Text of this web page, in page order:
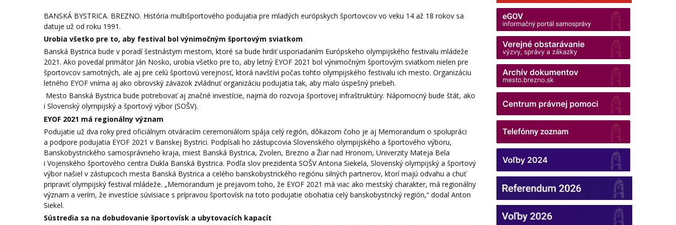
BANSKÁ BYSTRICA. BREZNO. História multišportového podujatia pre mladých európskych športovcov vo veku 14 až 18 rokov sa
datuje už od roku 1991.
Urobia všetko pre to, aby festival bol výnimočným športovým sviatkom
Banská Bystrica bude v poradí šestnástym mestom, ktoré sa bude hrdiť usporiadaním Európskeho olympijského festivalu mládeže
2021. Ako povedal primátor Ján Nosko, urobia všetko pre to, aby letný EYOF 2021 bol výnimočným športovým sviatkom nielen pre
športovcov samotných, ale aj pre celú športovú verejnosť, ktorá navštívi počas tohto olympijského festivalu ich mesto. Organizáciu
letného EYOF vníma aj ako obrovský záväzok zvládnuť organizáciu podujatia tak, aby malo úspešný priebeh.
Mesto Banská Bystrica bude potrebovať aj značné investície, najmä do rozvoja športovej infraštruktúry. Nápomocný bude štát, ako
i Slovenský olympijský a športový výbor (SOŠV).
EYOF 2021 má regionálny význam
Podujatie už dva roky pred oficiálnym otváracím ceremoniálom spája celý región, dôkazom čoho je aj Memorandum o spolupráci
a podpore podujatia EYOF 2021 v Banskej Bystrici. Podpísali ho zástupcovia Slovenského olympijského a športového výboru,
Banskobystrického samosprávneho kraja, miest Banská Bystrica, Zvolen, Brezno a Žiar nad Hronom, Univerzity Mateja Bela
i Vojenského športového centra Dukla Banská Bystrica. Podľa slov prezidenta SOŠV Antona Siekela, Slovenský olympijský a športový
výbor našiel v zástupcoch mesta Banská Bystrica a celého banskobystrického regiónu silných partnerov, ktorí majú odvahu a chuť
pripraviť olympijský festival mládeže. „Memorandum je prejavom toho, že EYOF 2021 má viac ako mestský charakter, má regionálny
význam a verím, že investície súvisiace s prípravou športovísk na toto podujatie obohatia celý banskobystrický región,“ dodal Anton
Siekel.
Sústredia sa na dobudovanie športovísk a ubytovacích kapacít